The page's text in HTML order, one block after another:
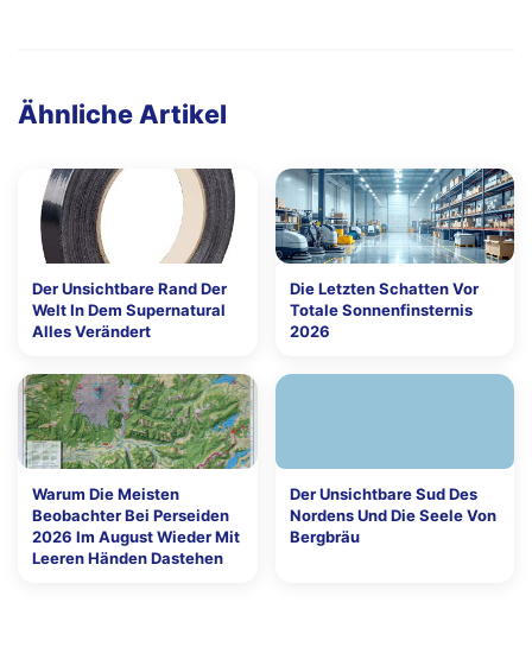
Ähnliche Artikel
Der Unsichtbare Rand Der
Welt In Dem Supernatural
Alles Verändert
Die Letzten Schatten Vor
Totale Sonnenfinsternis
2026
Warum Die Meisten
Beobachter Bei Perseiden
2026 Im August Wieder Mit
Leeren Händen Dastehen
Der Unsichtbare Sud Des
Nordens Und Die Seele Von
Bergbräu